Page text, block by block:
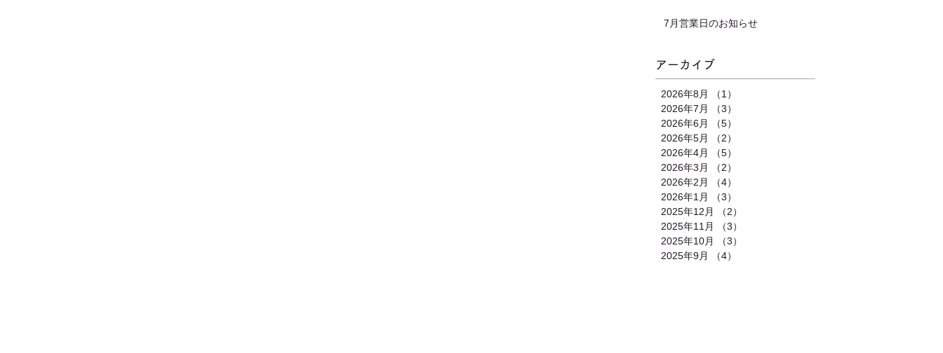
7月営業日のお知らせ
アーカイブ
2026年8月 （1）
2026年7月
（3）
2026年6月
（5）
2026年5月
（2）
2026年4月
（5）
2026年3月
（2）
2026年2月
（4）
2026年1月
（3）
2025年12月
（2）
2025年11月
（3）
2025年10月
（3）
2025年9月
（4）